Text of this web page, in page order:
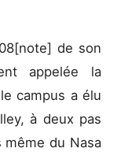
de son
appelée la
campus a élu
à deux pas
du Nasa